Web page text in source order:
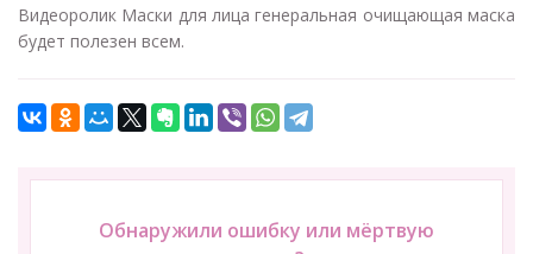
Видеоролик Маски для лица генеральная очищающая маска
будет полезен всем.
Обнаружили ошибку или мёртвую